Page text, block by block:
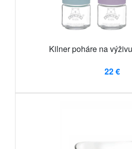
Kilner poháre na
22 €